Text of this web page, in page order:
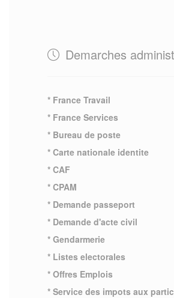
Demarches
* France Travail
* France Services
* Bureau de poste
* Carte nationale identite
* CAF
* CPAM
* Demande passeport
* Demande d'acte civil
* Gendarmerie
* Listes electorales
* Offres Emplois
* Service des impots aux